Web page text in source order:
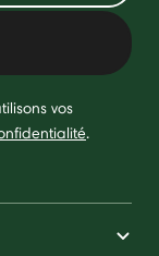
vos
.